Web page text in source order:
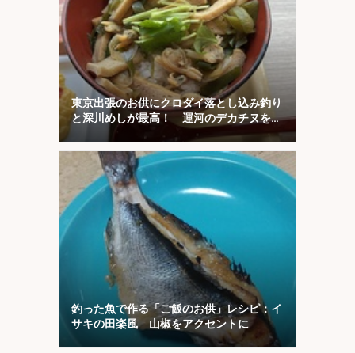
東京出張のお供にクロダイ落とし込み釣り
と深川めしが最高！ 運河のデカチヌを狙
釣った魚で作る「ご飯のお供」レシピ：イ
サキの田楽風 山椒をアクセントに